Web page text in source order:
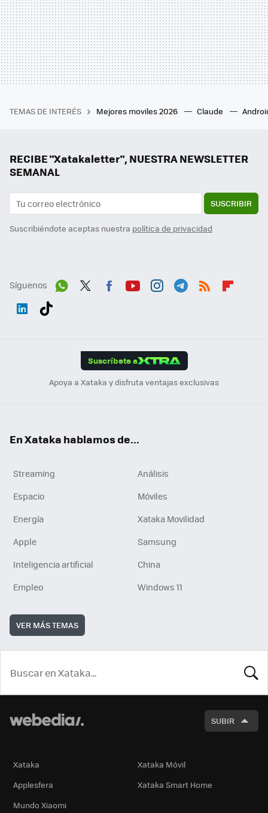
TEMAS DE INTERÉS Mejores moviles 2026 Claude
RECIBE "Xatakaletter", NUESTRA NEWSLETTER
SEMANAL
SUSCRIBIR
Suscribiéndote aceptas nuestra política de privacidad
Síguenos
Suscríbete a
Apoya a Xataka y disfruta ventajas exclusivas
En Xataka hablamos de...
Streaming
Análisis
Espacio
Móviles
Energía
Xataka Movilidad
Apple
Samsung
Inteligencia artificial
China
Empleo
Windows 11
VER MÁS TEMAS
SUBIR
Xataka
Xataka Móvil
Applesfera
Xataka Smart Home
Mundo Xiaomi